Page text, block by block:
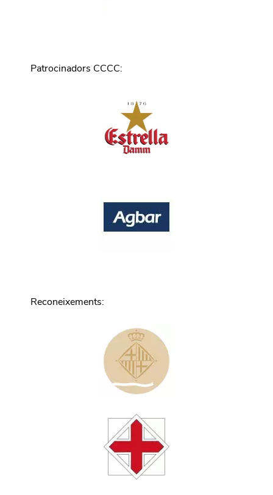
Patrocinadors CCCC:
Reconeixements: